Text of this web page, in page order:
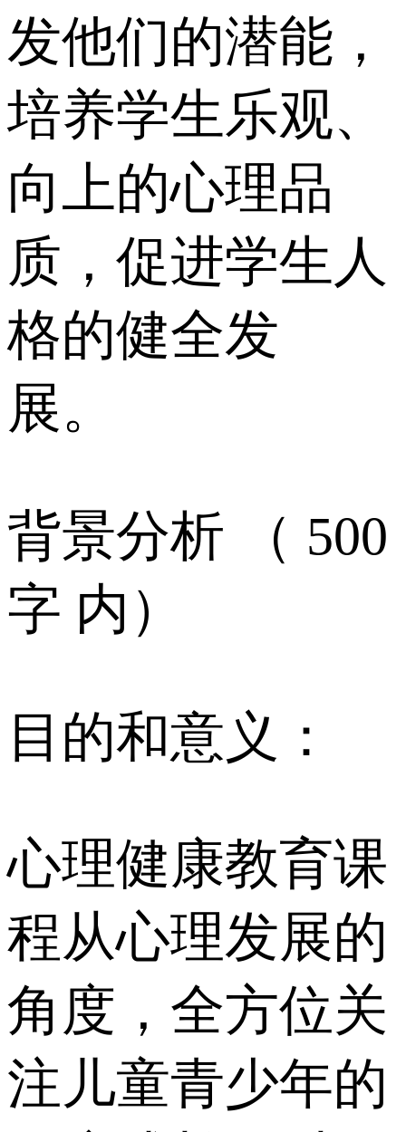
发他们的潜能，
培养学生乐观、
向上的心理品
质，促进学生人
格的健全发
展。
背景分析 （ 500
字 内）
目的和意义：
心理健康教育课
程从心理发展的
角度，全方位关
注儿童青少年的